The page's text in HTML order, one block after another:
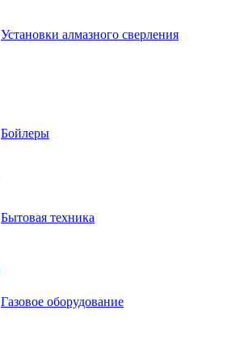
Установки алмазного сверления
Бойлеры
Бытовая техника
Газовое оборудование